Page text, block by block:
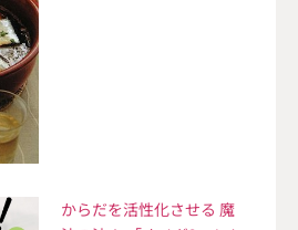
からだを活性化させる 魔